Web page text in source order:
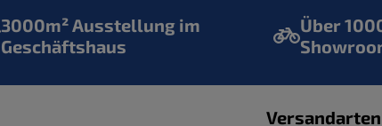
3000m² Ausstellung im
Geschäftshaus
Über
Versandarten